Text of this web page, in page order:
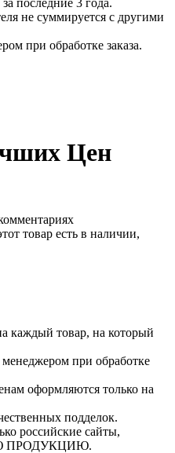
не суммируется с другими
при обработке заказа.
Цен
товар есть в наличии,
каждый товар, на который
при обработке
оформляются только на
подделок.
российские сайты,
ПРОДУКЦИЮ.